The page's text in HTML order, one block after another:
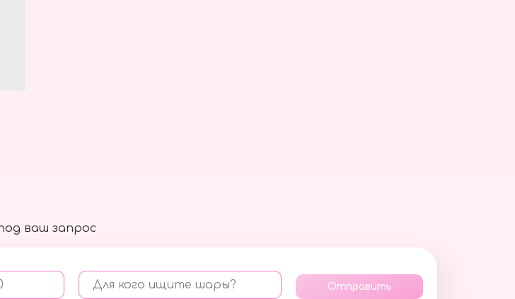
ваш запрос
Для кого ищите шары? Отправить